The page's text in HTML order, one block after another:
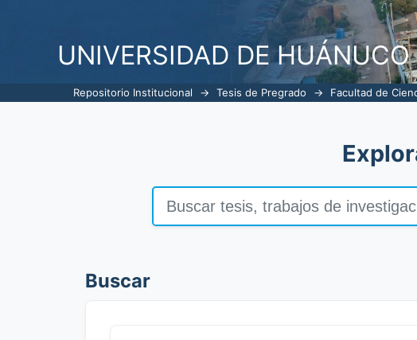
UNIVERSIDAD DE HUÁNUCO
Repositorio Institucional → Tesis de Pregrado → Facultad de
Buscar